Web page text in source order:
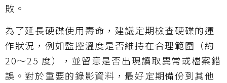
敗。
為了延長硬碟使用壽命，建議定期檢查硬碟的運
作狀況，例如監控溫度是否維持在合理範圍（約
20～25 度），並留意是否出現讀取異常或檔案錯
誤。對於重要的錄影資料，最好定期備份到其他